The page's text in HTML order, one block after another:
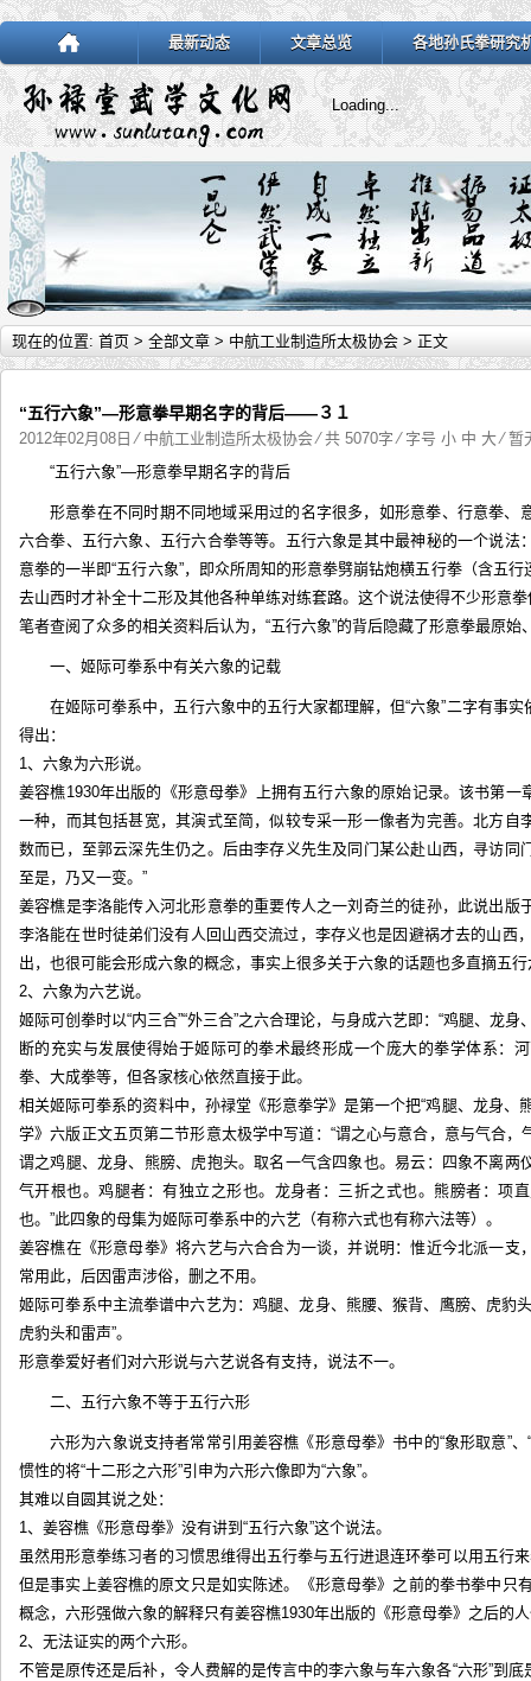
最新动态 文章总览 各地孙氏拳研究
Loading...
现在的位置: 首页 > 全部文章 > 中航工业制造所太极协会 > 正文
“五行六象”—形意拳早期名字的背后——３１
2012年02月08日 ⁄ 中航工业制造所太极协会⁄ 共 5070字 ⁄ 字号 小 中 大 ⁄暂
“五行六象”—形意拳早期名字的背后
形意拳在不同时期不同地域采用过的名字很多，如形意拳、行意拳、
六合拳、五行六象、五行六合拳等等。五行六象是其中最神秘的一个说法
意拳的一半即“五行六象”，即众所周知的形意拳劈崩钻炮横五行拳（含五
去山西时才补全十二形及其他各种单练对练套路。这个说法使得不少形意
笔者查阅了众多的相关资料后认为，“五行六象”的背后隐藏了形意拳最原
一、姬际可拳系中有关六象的记载
在姬际可拳系中，五行六象中的五行大家都理解，但“六象”二字有事
得出：
1、六象为六形说。
姜容樵1930年出版的《形意母拳》上拥有五行六象的原始记录。该书第一
一种，而其包括甚宽，其演式至简，似较专采一形一像者为完善。北方自
数而已，至郭云深先生仍之。后由李存义先生及同门某公赴山西，寻访同
至是，乃又一变。”
姜容樵是李洛能传入河北形意拳的重要传人之一刘奇兰的徒孙，此说出版
李洛能在世时徒弟们没有人回山西交流过，李存义也是因避祸才去的山西
出，也很可能会形成六象的概念，事实上很多关于六象的话题也多直摘五
2、六象为六艺说。
姬际可创拳时以“内三合”“外三合”之六合理论，与身成六艺即：“鸡腿、龙
断的充实与发展使得始于姬际可的拳术最终形成一个庞大的拳学体系：
拳、大成拳等，但各家核心依然直接于此。
相关姬际可拳系的资料中，孙禄堂《形意拳学》是第一个把“鸡腿、龙身、
学》六版正文五页第二节形意太极学中写道：“谓之心与意合，意与气合
谓之鸡腿、龙身、熊膀、虎抱头。取名一气含四象也。易云：四象不离两
气开根也。鸡腿者：有独立之形也。龙身者：三折之式也。熊膀者：项
也。”此四象的母集为姬际可拳系中的六艺（有称六式也有称六法等）。
姜容樵在《形意母拳》将六艺与六合合为一谈，并说明：惟近今北派一支
常用此，后因雷声涉俗，删之不用。
姬际可拳系中主流拳谱中六艺为：鸡腿、龙身、熊腰、猴背、鹰膀、虎豹
虎豹头和雷声”。
形意拳爱好者们对六形说与六艺说各有支持，说法不一。
二、五行六象不等于五行六形
六形为六象说支持者常常引用姜容樵《形意母拳》书中的“象形取意”
惯性的将“十二形之六形”引申为六形六像即为“六象”。
其难以自圆其说之处：
1、姜容樵《形意母拳》没有讲到“五行六象”这个说法。
虽然用形意拳练习者的习惯思维得出五行拳与五行进退连环拳可以用五行
但是事实上姜容樵的原文只是如实陈述。《形意母拳》之前的拳书拳中只
概念，六形强做六象的解释只有姜容樵1930年出版的《形意母拳》之后的
2、无法证实的两个六形。
不管是原传还是后补，令人费解的是传言中的李六象与车六象各“六形”到